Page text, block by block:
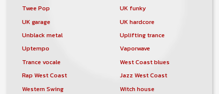
Twee Pop
UK funky
UK garage
UK hardcore
Unblack metal
Uplifting trance
Uptempo
Vaporwave
Trance vocale
West Coast blues
Rap West Coast
Jazz West Coast
Western Swing
Witch house